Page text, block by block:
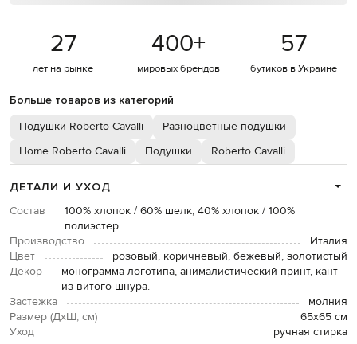
27
лет на рынке
400+
мировых брендов
57
бутиков в Украине
Больше товаров из категорий
Подушки Roberto Cavalli
Разноцветные подушки
Home Roberto Cavalli
Подушки Roberto Cavalli
ДЕТАЛИ И УХОД
Состав
100% хлопок / 60% шелк, 40% хлопок / 100%
полиэстер
Производство
Италия
Цвет
розовый, коричневый, бежевый, золотистый
Декор
монограмма логотипа, анималистический принт, кант
из витого шнура.
Застежка
молния
Размер (ДхШ, см)
65х65 см
Уход
ручная стирка